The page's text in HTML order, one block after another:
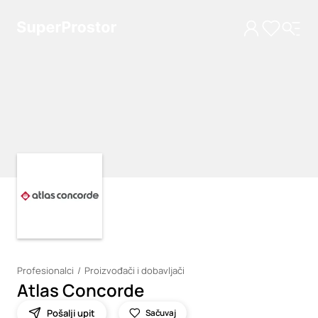
Profesionalci Proizvođači i dobavljači
Atlas Concorde
Pošalji upit Sačuvaj